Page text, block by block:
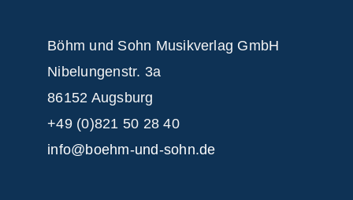
Böhm und Sohn Musikverlag GmbH
Nibelungenstr. 3a
86152 Augsburg
+49 (0)821 50 28 40
info@boehm-und-sohn.de